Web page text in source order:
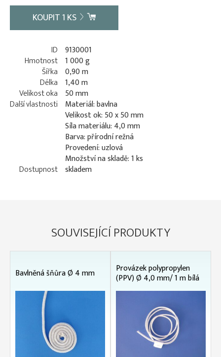
KOUPIT1 KS
ID 9130001
Hmotnost 1 000 g
Šířka 0,90 m
Délka 1,40 m
Velikost oka
50 mm
Další vlastnosti
Materiál: bavlna
Velikost ok: 50 x 50 mm
Síla materiálu: 4,0 mm
Barva: přírodní režná
Provedení: uzlová
Množství na skladě: 1 ks
Dostupnost skladem
SOUVISEJÍCÍ PRODUKTY
Bavlněná šňůra Ø 4 mm Provázek polypropylen
(PPV) Ø 4,0 mm/ 1 m bílá